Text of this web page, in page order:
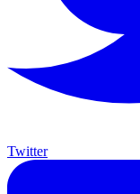
Twitter